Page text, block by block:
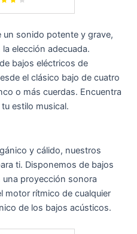
un sonido potente y grave,
elección adecuada.
bajos eléctricos de
el clásico bajo de cuatro
o más cuerdas. Encuentra
estilo musical.
y cálido, nuestros
ti. Disponemos de bajos
proyección sonora
motor rítmico de cualquier
de los bajos acústicos.